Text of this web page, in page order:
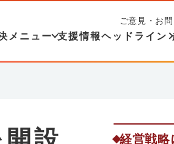
メニュー 支援情報ヘッドライン
ご意見・お
経営戦略